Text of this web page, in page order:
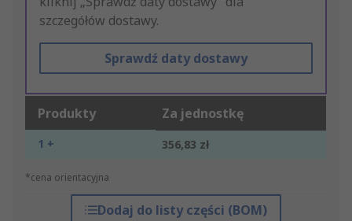
szczegółów dostawy.
Sprawdź daty dostawy
Produkty Za jednostkę
1 + 356,83 zł
*cena orientacyjna
Dodaj do listy części (BOM)